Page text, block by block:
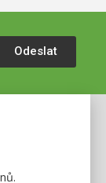
Odeslat